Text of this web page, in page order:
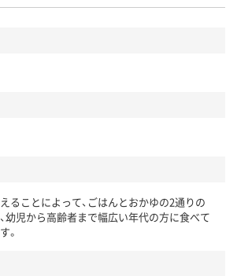
イントです。下記商品詳細「
ア詳細／加点項目
」で確認できます。
ることによって、ごはんとおかゆの2通りの
幼児から高齢者まで幅広い年代の方に食べて
。